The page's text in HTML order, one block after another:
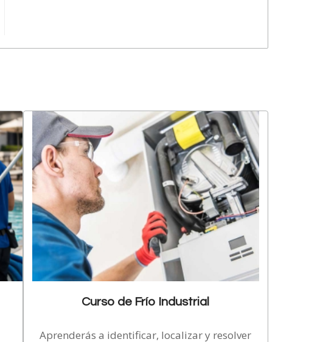
Curso de Frío Industrial
Aprenderás a identificar, localizar y resolver